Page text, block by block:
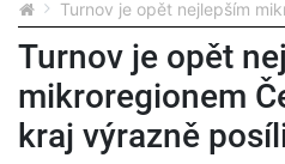
Turnov je opět nejlepším
Turnov je opět
mikroregionem
kraj výrazně